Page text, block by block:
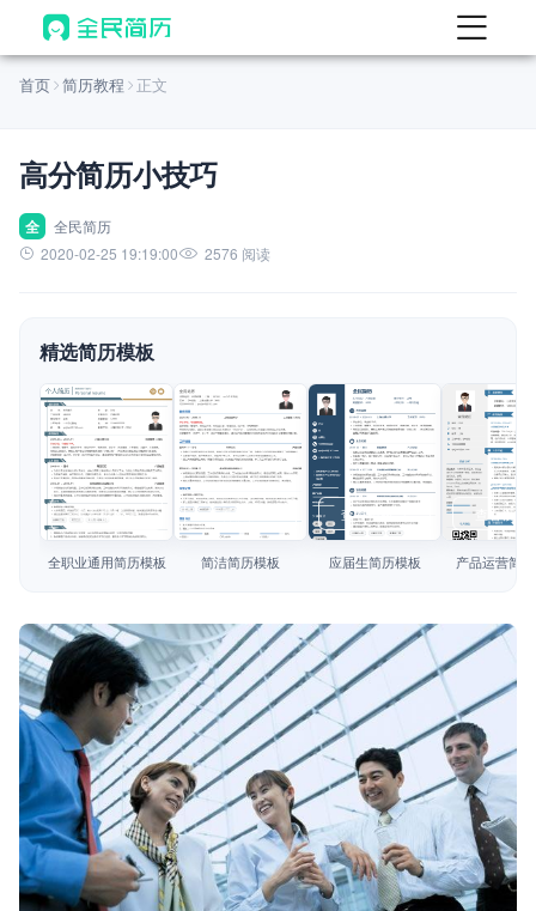
首页
AI 生成简历
AI 优化简历
AI 翻译简历
AI 模拟面试
面试自我介绍
AI 职场工具 New
简历模板
简历教程
首页 简历教程 正文
高分简历小技巧
全
全民简历
2020-02-25 19:19:00
2576 阅读
精选简历模板
查看模板
全职业通用简历模板
查看模板
简洁简历模板
查看模板
应届生简历模板
查看模板
产品运营简